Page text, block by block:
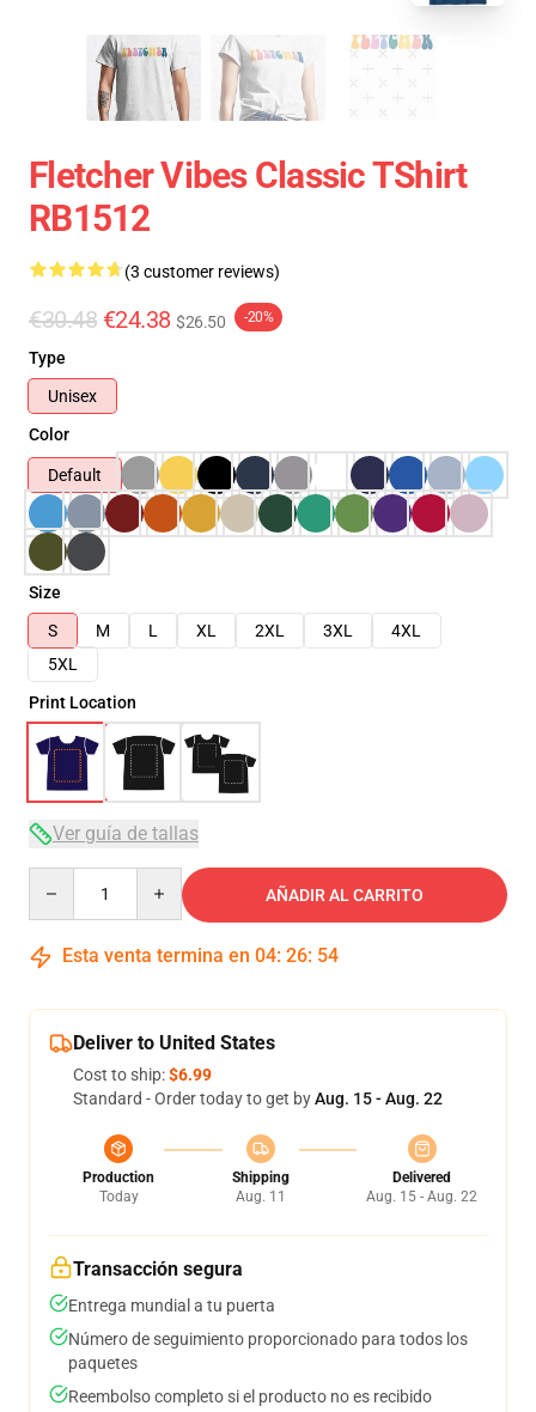
Fletcher Vibes Classic TShirt
RB1512
(3 customer reviews)
€30.48 €24.38 $26.50 -20%
Type
Unisex
Color
Default
Size
S
M L XL 2XL 3XL
4XL
5XL
Print Location
Ver guía de tallas
AÑADIR AL CARRITO
Esta venta termina en 04: 26: 54
Deliver to United States
Cost to ship:$6.99
Standard - Order today to get byAug. 15 - Aug. 22
Production
Today
Shipping
Aug. 11
Delivered
Aug. 15 - Aug. 22
Transacción segura
Entrega mundial a tu puerta
Número de seguimiento proporcionado para todos los
paquetes
Reembolso completo si el producto no es recibido